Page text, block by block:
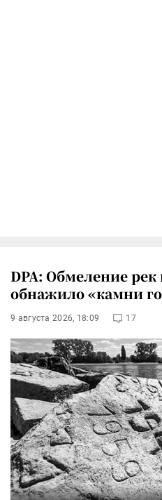
DPA: Обмеление
обнажило «камни
9 августа 2026, 18:09 17